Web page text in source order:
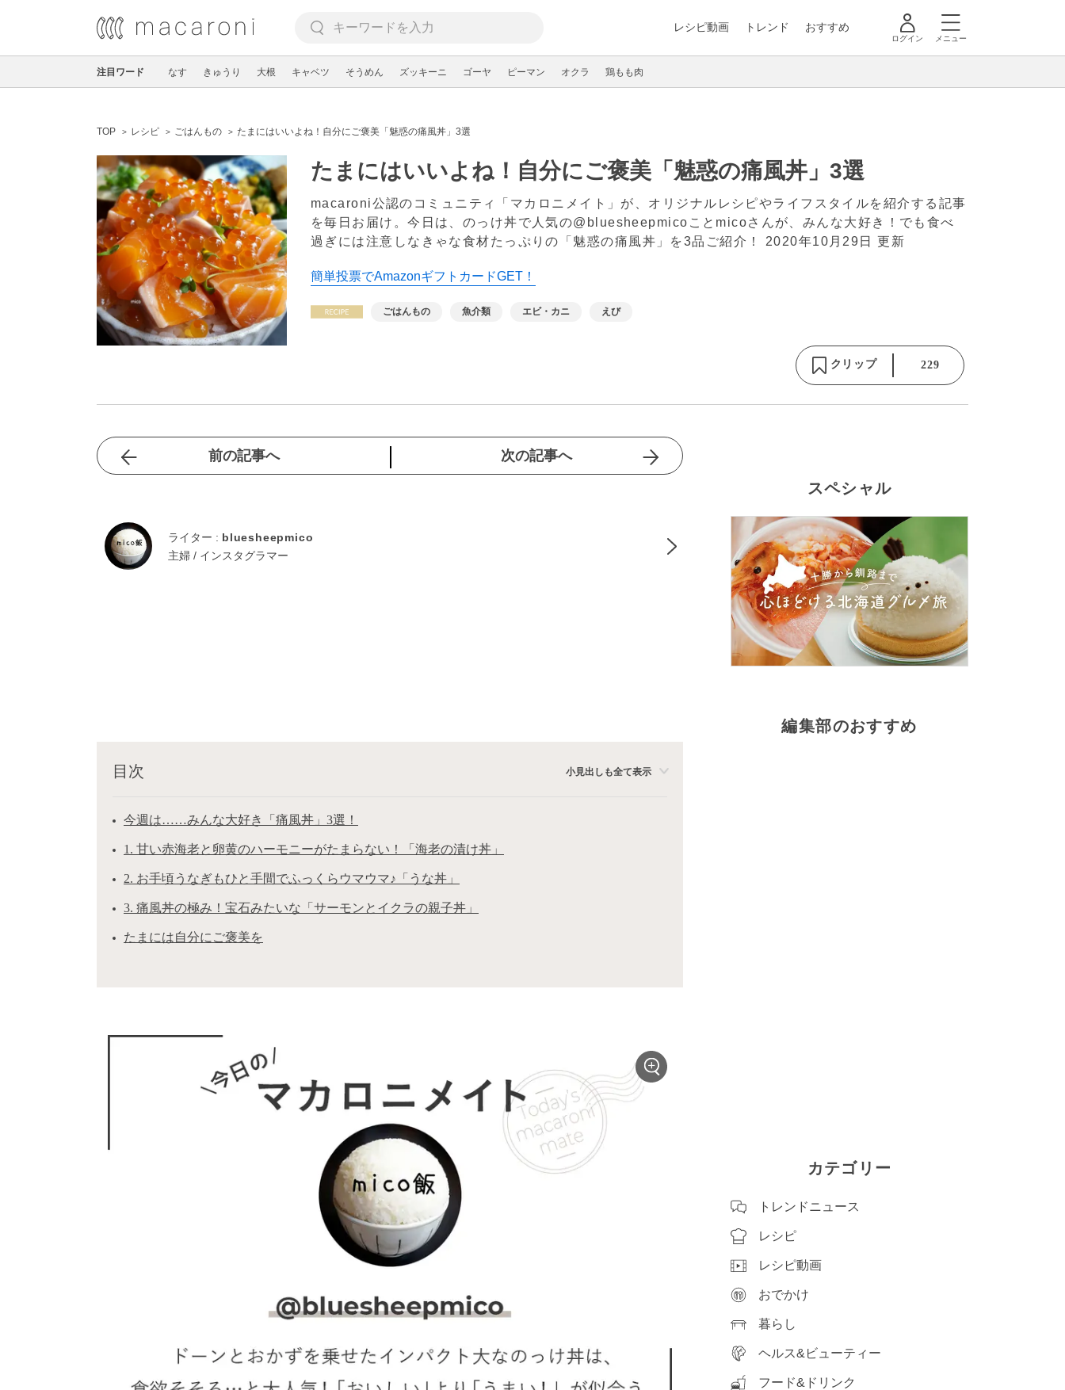
レシピ動画 トレンド おすすめ
ログイン メニュー
注目ワード なす きゅうり 大根 キャベツ そうめん ズッキーニ ゴーヤ ピーマン オクラ 鶏もも肉
TOP レシピ ごはんもの たまにはいいよね！自分にご褒美「魅惑の痛風丼」3選
たまにはいいよね！自分にご褒美「魅惑の痛風丼」3選
macaroni公認のコミュニティ「マカロニメイト」が、オリジナルレシピやライフスタイルを紹介する記事
を毎日お届け。今日は、のっけ丼で人気の@bluesheepmicoことmicoさんが、みんな大好き！でも食べ
過ぎには注意しなきゃな食材たっぷりの「魅惑の痛風丼」を3品ご紹介！ 2020年10月29日 更新
簡単投票でAmazonギフトカードGET！
ごはんもの 魚介類 エビ・カニ えび
クリップ 229
前の記事へ 次の記事へ
ライター : bluesheepmico
主婦 / インスタグラマー
目次 小見出しも全て表示
今週は……みんな大好き「痛風丼」3選！
1. 甘い赤海老と卵黄のハーモニーがたまらない！「海老の漬け丼」
2. お手頃うなぎもひと手間でふっくらウマウマ♪「うな丼」
3. 痛風丼の極み！宝石みたいな「サーモンとイクラの親子丼」
たまには自分にご褒美を
スペシャル
編集部のおすすめ
カテゴリー
トレンドニュース
レシピ
レシピ動画
おでかけ
暮らし
ヘルス&ビューティー
フード&ドリンク